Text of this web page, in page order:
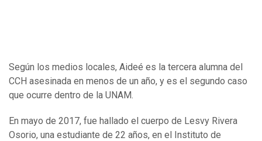
Según los medios locales, Aideé es la tercera alumna del
CCH asesinada en menos de un año, y es el segundo caso
que ocurre dentro de la UNAM.
En mayo de 2017, fue hallado el cuerpo de Lesvy Rivera
Osorio, una estudiante de 22 años, en el Instituto de